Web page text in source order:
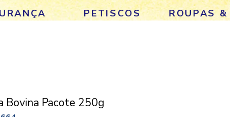
PETISCOS
ROUPAS
Bovina Pacote 250g